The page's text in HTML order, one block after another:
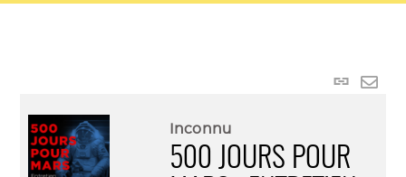
Lien
Inconnu
500 JOURS POUR